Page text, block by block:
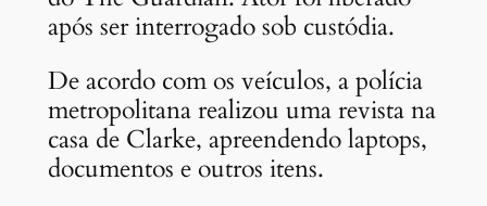
após ser interrogado sob custódia.
De acordo com os veículos, a polícia
metropolitana realizou uma revista na
casa de Clarke, apreendendo laptops,
documentos e outros itens.